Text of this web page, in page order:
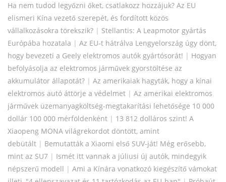
Ha nem tudod legyőzni őket, csatlakozz hozzájuk? Az EU
elismeri Kína vezető szerepét, és fordított közös
vállalkozásokra törekszik? | Stellantis: A Leapmotor gyártás
Európába hozatala | Az EU-t hátrálva Lengyelország úgy dönt,
hogy bevezeti a Geely elektromos autók gyártósorát! | Hogyan
befolyásolja az elektromos járművek gyorstöltése az
akkumulátor állapotát? | Az amerikaiak hagyták, hogy a kínai
elektromos autó áttörje a védelmet | Az amerikai elektromos
járművek üzemanyagköltség-megtakarítási lehetősége 10 000
dollár 100 000 mérföldenként | 13 812 dolláros szint! A
Xiaopeng MONA világrekordot döntött, amint
debütált | Bemutatták a Xiaomi első SUV-ját! Még erősebb,
mint az SU7 | Ismét itt vannak a júliusi új autók, mindegyik
népszerű modell | Ami a Kínára vonatkozó kiegészítő vámokat